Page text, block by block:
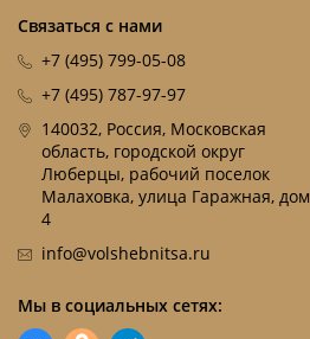
Связаться с нами
+7 (495) 799-05-08
+7 (495) 787-97-97
140032, Россия, Московская
область, городской округ
Люберцы, рабочий поселок
Малаховка, улица Гаражная, дом
4
info@volshebnitsa.ru
Мы в социальных сетях: